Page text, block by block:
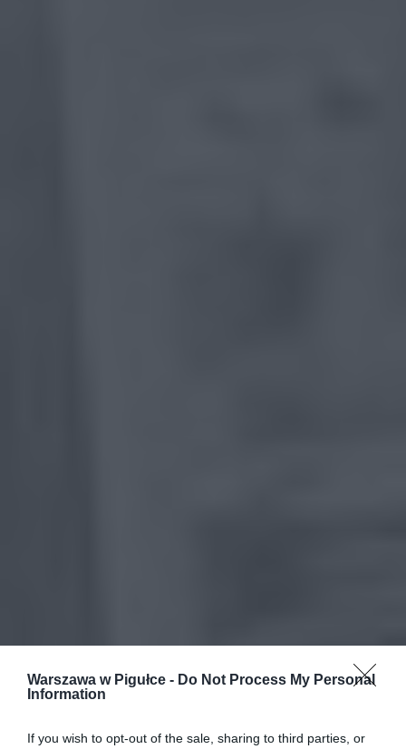
Warszawa w Pigułce - Do Not Process My Personal
Information
If you wish to opt-out of the sale, sharing to third parties, or